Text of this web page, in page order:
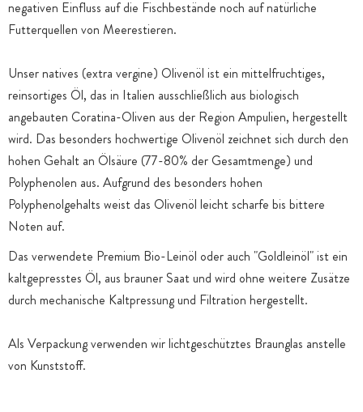
negativen Einfluss auf die Fischbestände noch auf natürliche
Futterquellen von Meerestieren.
Unser natives (extra vergine) Olivenöl ist ein mittelfruchtiges,
reinsortiges Öl, das in Italien ausschließlich aus biologisch
angebauten Coratina-Oliven aus der Region Ampulien, hergestellt
wird. Das besonders hochwertige Olivenöl zeichnet sich durch den
hohen Gehalt an Ölsäure (77-80% der Gesamtmenge) und
Polyphenolen aus. Aufgrund des besonders hohen
Polyphenolgehalts weist das Olivenöl leicht scharfe bis bittere
Noten auf.
Das verwendete Premium Bio-Leinöl oder auch "Goldleinöl" ist ein
kaltgepresstes Öl, aus brauner Saat und wird ohne weitere Zusätze
durch mechanische Kaltpressung und Filtration hergestellt.
Als Verpackung verwenden wir lichtgeschütztes Braunglas anstelle
von Kunststoff.